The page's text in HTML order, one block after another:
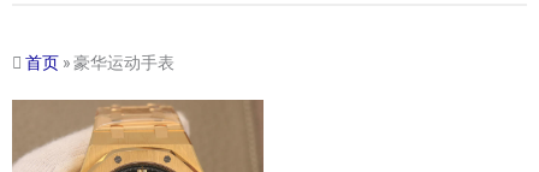
首页 »豪华运动手表